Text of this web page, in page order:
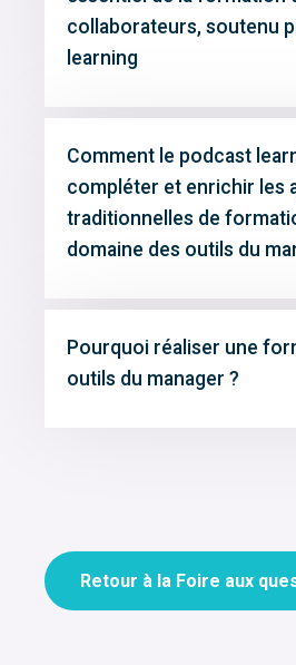
collaborateurs, soutenu
learning
Comment le podcast
compléter et enrichir les
traditionnelles de
domaine des outils du
Pourquoi réaliser une
outils du manager ?
Retour à la Foire aux